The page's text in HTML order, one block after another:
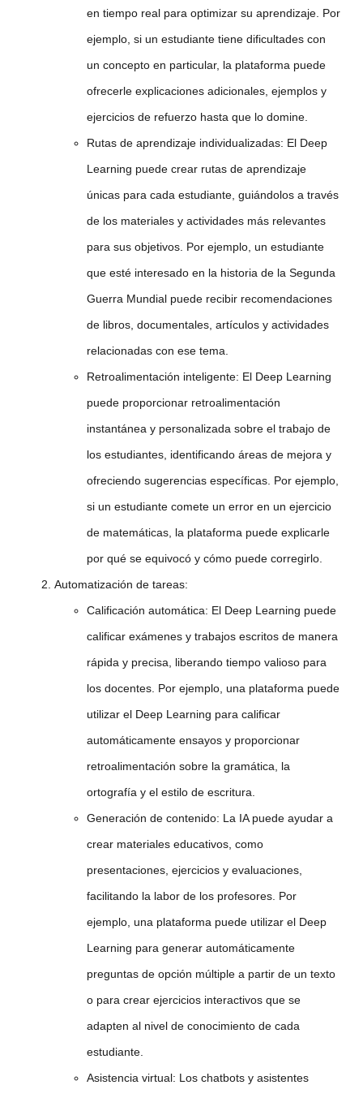
en tiempo real para optimizar su aprendizaje. Por
ejemplo, si un estudiante tiene dificultades con
un concepto en particular, la plataforma puede
ofrecerle explicaciones adicionales, ejemplos y
ejercicios de refuerzo hasta que lo domine.
Rutas de aprendizaje individualizadas: El Deep
Learning puede crear rutas de aprendizaje
únicas para cada estudiante, guiándolos a través
de los materiales y actividades más relevantes
para sus objetivos. Por ejemplo, un estudiante
que esté interesado en la historia de la Segunda
Guerra Mundial puede recibir recomendaciones
de libros, documentales, artículos y actividades
relacionadas con ese tema.
Retroalimentación inteligente: El Deep Learning
puede proporcionar retroalimentación
instantánea y personalizada sobre el trabajo de
los estudiantes, identificando áreas de mejora y
ofreciendo sugerencias específicas. Por ejemplo,
si un estudiante comete un error en un ejercicio
de matemáticas, la plataforma puede explicarle
por qué se equivocó y cómo puede corregirlo.
Automatización de tareas:
Calificación automática: El Deep Learning puede
calificar exámenes y trabajos escritos de manera
rápida y precisa, liberando tiempo valioso para
los docentes. Por ejemplo, una plataforma puede
utilizar el Deep Learning para calificar
automáticamente ensayos y proporcionar
retroalimentación sobre la gramática, la
ortografía y el estilo de escritura.
Generación de contenido: La IA puede ayudar a
crear materiales educativos, como
presentaciones, ejercicios y evaluaciones,
facilitando la labor de los profesores. Por
ejemplo, una plataforma puede utilizar el Deep
Learning para generar automáticamente
preguntas de opción múltiple a partir de un texto
o para crear ejercicios interactivos que se
adapten al nivel de conocimiento de cada
estudiante.
Asistencia virtual: Los chatbots y asistentes